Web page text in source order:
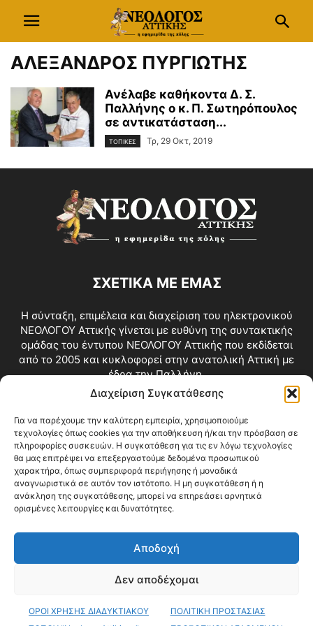
Διαχείριση Συγκατάθεσης
Για να παρέχουμε την καλύτερη εμπειρία, χρησιμοποιούμε
τεχνολογίες όπως cookies για την αποθήκευση ή/και την πρόσβαση σε
πληροφορίες συσκευών. Η συγκατάθεση για τις εν λόγω τεχνολογίες
θα μας επιτρέψει να επεξεργαστούμε δεδομένα προσωπικού
χαρακτήρα, όπως συμπεριφορά περιήγησης ή μοναδικά
αναγνωριστικά σε αυτόν τον ιστότοπο. Η μη συγκατάθεση ή η
ανάκληση της συγκατάθεσης, μπορεί να επηρεάσει αρνητικά
ορισμένες λειτουργίες και δυνατότητες.
Αποδοχή
Δεν αποδέχομαι
ΟΡΟΙ ΧΡΗΣΗΣ ΔΙΑΔΥΚΤΙΑΚΟΥ
ΠΟΛΙΤΙΚΗ ΠΡΟΣΤΑΣΙΑΣ
ΑΛΕΞΑΝΔΡΟΣ ΠΥΡΓΙΩΤΗΣ
Ανέλαβε καθήκοντα Δ. Σ.
Παλλήνης ο κ. Π. Σωτηρόπουλος
σε αντικατάσταση...
ΤΟΠΙΚΕΣ Τρ, 29 Οκτ, 2019
ΣΧΕΤΙΚΑ ΜΕ ΕΜΑΣ
Η σύνταξη, επιμέλεια και διαχείριση του ηλεκτρονικού
ΝΕΟΛΟΓΟΥ Αττικής γίνεται με ευθύνη της συντακτικής
ομάδας του έντυπου ΝΕΟΛΟΓΟΥ Αττικής που εκδίδεται
από το 2005 και κυκλοφορεί στην ανατολική Αττική με
έδρα την Παλλήνη.
Επικοινωνία:info@neologosattikis.gr
ΑΚΟΛΟΥΘΗΣΕ ΜΑΣ
Videos Όροι Χρήσης
© Copyright 2026 ΝΕΟΛΟΓΟΣ ΑΤΤΙΚΗΣ • All Rights Reserved •